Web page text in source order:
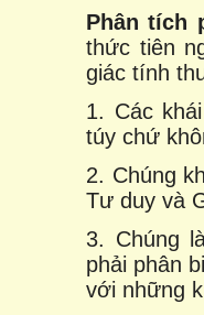
Phân tích
thức tiên
giác tính
1. Các
túy chứ
2. Chúng
Tư duy và
3. Chúng
phải phân
với những